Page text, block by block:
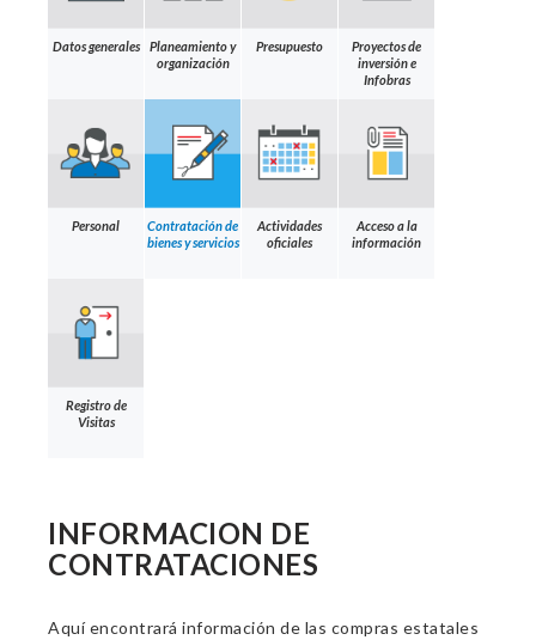
Datos generales
Planeamiento y
organización
Presupuesto
Proyectos de
inversión e
Infobras
Personal
Contratación de
bienes y servicios
Actividades
oficiales
Acceso a la
información
Registro de
Visitas
INFORMACION DE
CONTRATACIONES
Aquí encontrará información de las compras estatales